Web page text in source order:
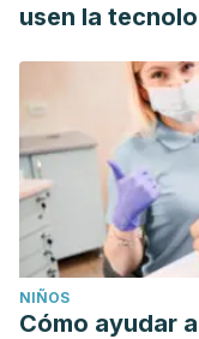
usen la
NIÑOS
Cómo ayudar